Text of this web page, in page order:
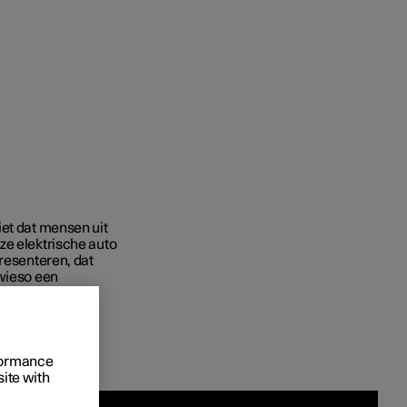
bestellen
dat mensen uit
elektrische auto
dat
een
with